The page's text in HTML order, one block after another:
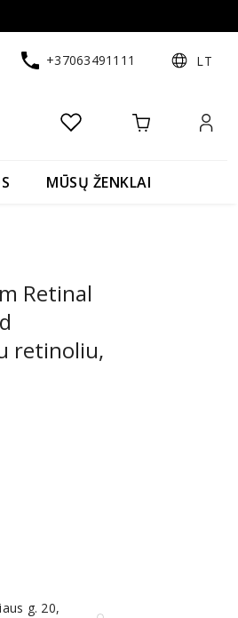
+37063491111 LT
MŪSŲ ŽENKLAI
Retinal
retinoliu,
g. 20,